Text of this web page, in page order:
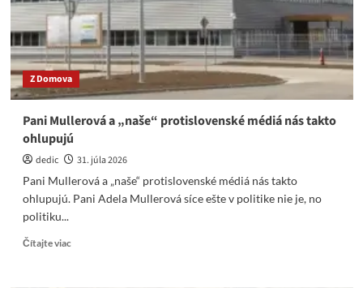
Z Domova
Pani Mullerová a „naše“ protislovenské médiá nás takto
ohlupujú
dedic
31. júla 2026
Pani Mullerová a „naše“ protislovenské médiá nás takto
ohlupujú. Pani Adela Mullerová síce ešte v politike nie je, no
politiku...
Čítajte viacRead